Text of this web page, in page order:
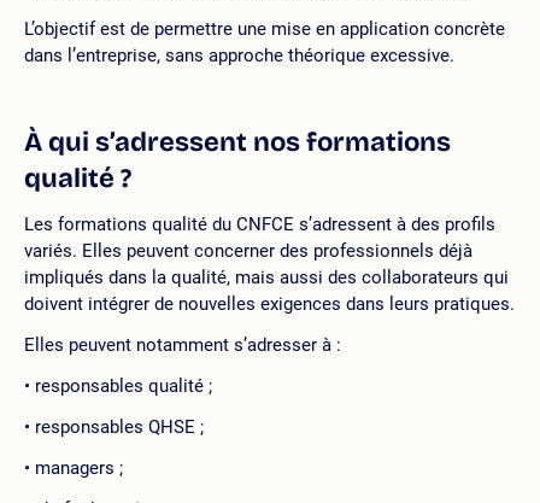
L’objectif est de permettre une mise en application concrète
dans l’entreprise, sans approche théorique excessive.
À qui s’adressent nos formations
qualité ?
Les formations qualité du CNFCE s’adressent à des profils
variés. Elles peuvent concerner des professionnels déjà
impliqués dans la qualité, mais aussi des collaborateurs qui
doivent intégrer de nouvelles exigences dans leurs pratiques.
Elles peuvent notamment s’adresser à :
responsables qualité ;
responsables QHSE ;
managers ;